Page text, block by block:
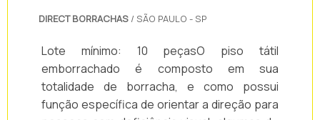
DIRECT BORRACHAS / SÃO PAULO - SP
Lote mínimo: 10 peçasO piso tátil
emborrachado é composto em sua
totalidade de borracha, e como possui
função específica de orientar a direção para